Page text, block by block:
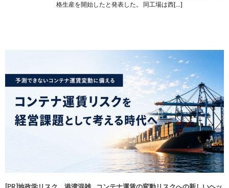
格生産を開始したと発表した。 同工場は西[…]
[PR]地政学リスク、港湾混雑…コンテナ運賃の変動リスクへの新しいヘッ